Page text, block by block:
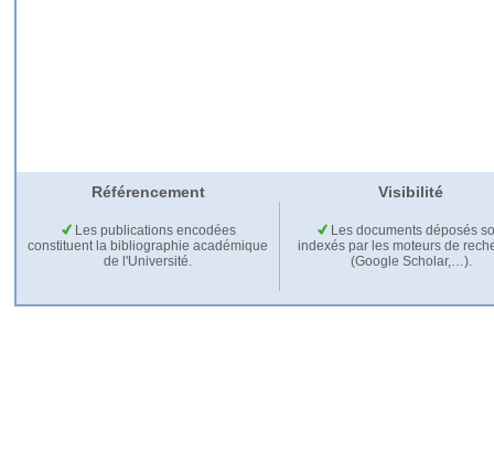
Référencement Visibilité
Les publications encodées
constituent la bibliographie académique
de l'Université.
Les documents déposés
indexés par les moteurs de
(Google Scholar,…).